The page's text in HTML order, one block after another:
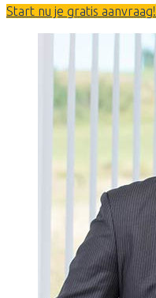
Start nu je gratis aanvraag!